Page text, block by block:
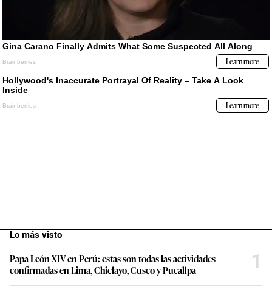
Lo más visto
Papa León XIV en Perú: estas son todas las actividades
confirmadas en Lima, Chiclayo, Cusco y Pucallpa
1